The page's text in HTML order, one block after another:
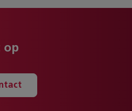
op